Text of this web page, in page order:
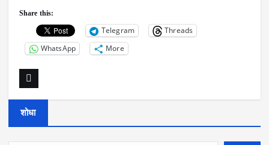
Share this:
Telegram
Threads
WhatsApp
More
शोधा